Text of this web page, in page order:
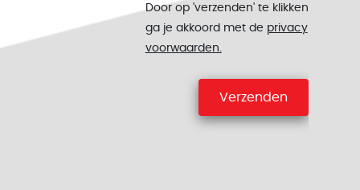
Door op 'verzenden' te klikken
ga je akkoord met de privacy
voorwaarden.
Verzenden